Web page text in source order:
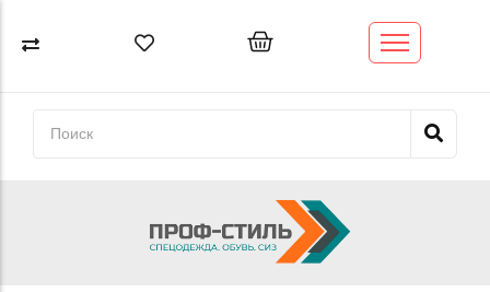
Спецодежда